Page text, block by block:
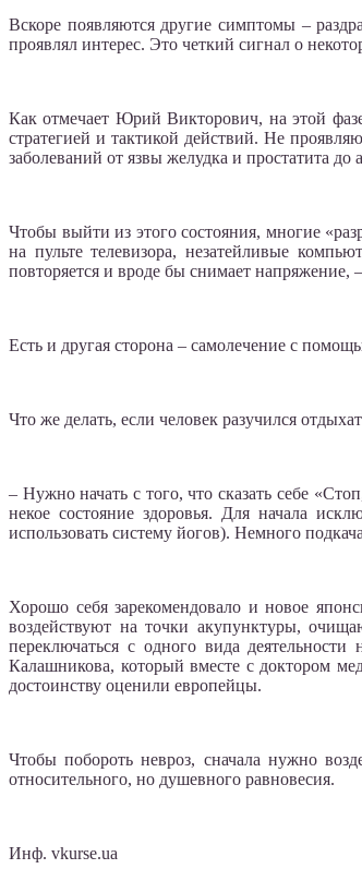
Вскоре появляются другие симптомы –
проявлял интерес. Это четкий сигнал о
Как отмечает Юрий Викторович, на этой
стратегией и тактикой действий. Не
заболеваний от язвы желудка и простатита до
Чтобы выйти из этого состояния, многие
на пульте телевизора, незатейливые
повторяется и вроде бы снимает напряжение,
Есть и другая сторона – самолечение с
Что же делать, если человек разучился
– Нужно начать с того, что сказать себе
некое состояние здоровья. Для начала
использовать систему йогов). Немного
Хорошо себя зарекомендовало и новое
воздействуют на точки акупунктуры,
переключаться с одного вида
Калашникова, который вместе с доктором
достоинству оценили европейцы.
Чтобы побороть невроз, сначала нужно
относительного, но душевного равновесия.
Инф. vkurse.ua